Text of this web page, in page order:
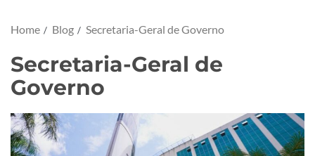
Home Blog Secretaria-Geral de Governo
Secretaria-Geral de
Governo